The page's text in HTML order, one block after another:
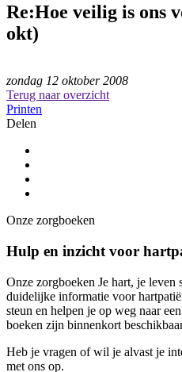
Re:Hoe veilig is ons
okt)
zondag 12 oktober 2008
Terug naar overzicht
Printen
Delen
Onze zorgboeken
Hulp en inzicht voor
Onze zorgboeken Je hart, je leven
duidelijke informatie voor
steun en helpen je op weg naar
boeken zijn binnenkort
Heb je vragen of wil je alvast je
met ons op.